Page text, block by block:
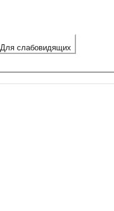
Для слабовидящих